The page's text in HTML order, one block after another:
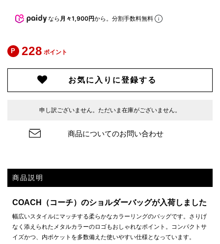
なら 月々1,900円から。分割手数料無料
228 ポイント
お気に入りに登録する
申し訳ございません。ただいま在庫がございません。
商品についてのお問い合わせ
商品説明
COACH（コーチ）のショルダーバッグが入荷しました
幅広いスタイルにマッチする柔らかなカラーリングのバッグです。さりげ
なく添えられたメタルカラーのロゴもおしゃれなポイント。コンパクトサ
イズかつ、内ポケットを多数備えた使いやすい仕様となっています。